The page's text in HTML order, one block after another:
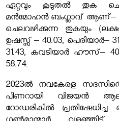
ഏറ്റവും കൂടുതൽ തുക
മൻമോഹൻ ബംഗ്ലാവ് ആണ്–
ചെലവഴിക്കുന്ന തുകയും
ഉഷസ്സ് – 40.03, പെരിയാർ–
31.43, കവടിയാർ ഹൗസ്–
58.74.
2023ല്‍ നവകേരള
പിണറായി വിജയന്‍
റോഡരികില്‍ പ്രതിഷേധിച്ച